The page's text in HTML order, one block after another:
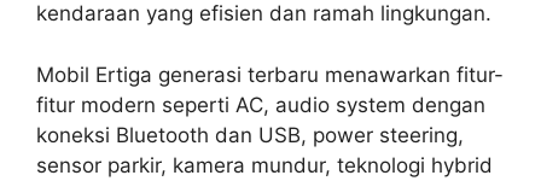
kendaraan yang efisien dan ramah lingkungan.
Mobil Ertiga generasi terbaru menawarkan fitur-
fitur modern seperti AC, audio system dengan
koneksi Bluetooth dan USB, power steering,
sensor parkir, kamera mundur, teknologi hybrid